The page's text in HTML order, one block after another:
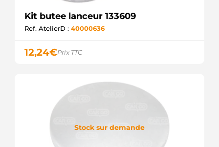
Kit butee lanceur 133609
Ref. AtelierD : 40000636
12,24€Prix TTC
Stock sur demande